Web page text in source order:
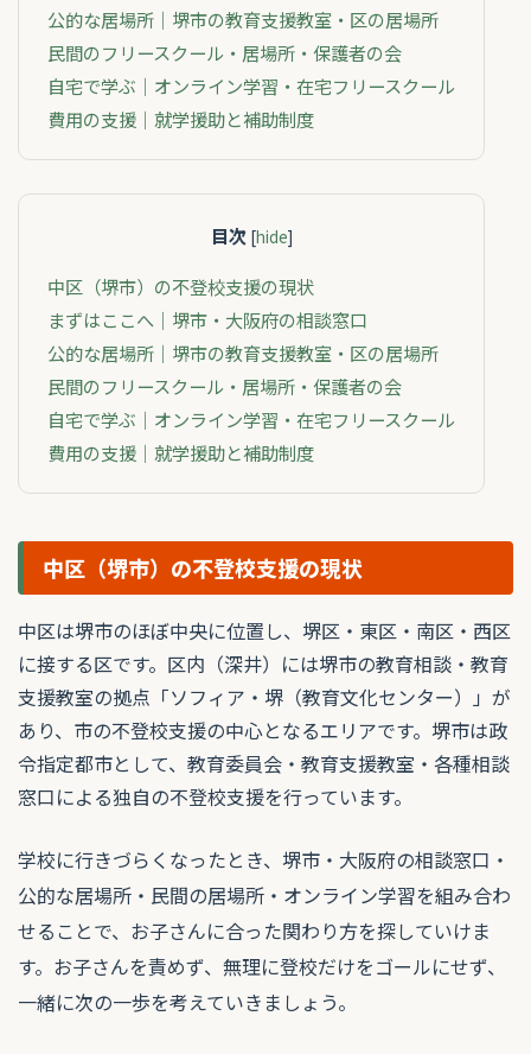
公的な居場所｜堺市の教育支援教室・区の居場所
民間のフリースクール・居場所・保護者の会
自宅で学ぶ｜オンライン学習・在宅フリースクール
費用の支援｜就学援助と補助制度
目次 [hide]
中区（堺市）の不登校支援の現状
まずはここへ｜堺市・大阪府の相談窓口
公的な居場所｜堺市の教育支援教室・区の居場所
民間のフリースクール・居場所・保護者の会
自宅で学ぶ｜オンライン学習・在宅フリースクール
費用の支援｜就学援助と補助制度
中区（堺市）の不登校支援の現状
中区は堺市のほぼ中央に位置し、堺区・東区・南区・西区
に接する区です。区内（深井）には堺市の教育相談・教育
支援教室の拠点「ソフィア・堺（教育文化センター）」が
あり、市の不登校支援の中心となるエリアです。堺市は政
令指定都市として、教育委員会・教育支援教室・各種相談
窓口による独自の不登校支援を行っています。
学校に行きづらくなったとき、堺市・大阪府の相談窓口・
公的な居場所・民間の居場所・オンライン学習を組み合わ
せることで、お子さんに合った関わり方を探していけま
す。お子さんを責めず、無理に登校だけをゴールにせず、
一緒に次の一歩を考えていきましょう。